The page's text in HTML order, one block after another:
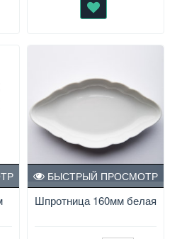
Шпротница 160мм белая
БЫСТРЫЙ ПРОСМОТР